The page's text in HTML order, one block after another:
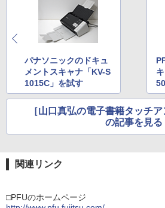
パナソニックのドキュ
メントスキャナ「KV-S
1015C」を試す
［山口真弘の電子書籍タッチ
の記事を見る
関連リンク
□PFUのホームページ